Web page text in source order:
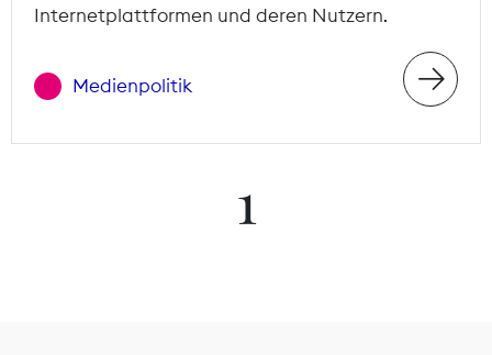
Internetplattformen und deren Nutzern.
Medienpolitik
1